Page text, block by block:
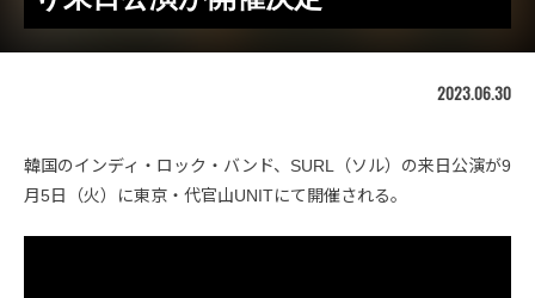
2023.06.30
韓国のインディ・ロック・バンド、SURL（ソル）の来日公演が9
月5日（火）に東京・代官山UNITにて開催される。